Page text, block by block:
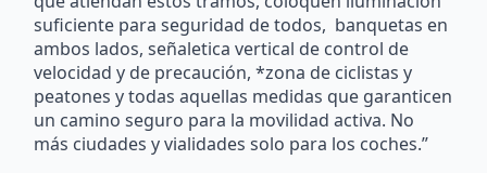
suficiente para seguridad de todos, banquetas en
ambos lados, señaletica vertical de control de
velocidad y de precaución, *zona de ciclistas y
peatones y todas aquellas medidas que garanticen
un camino seguro para la movilidad activa. No
más ciudades y vialidades solo para los coches.”